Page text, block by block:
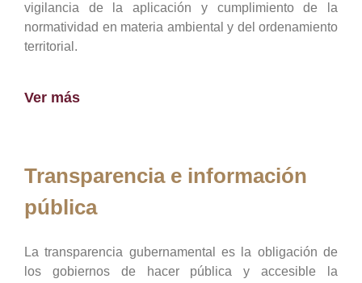
vigilancia de la aplicación y cumplimiento de la
normatividad en materia ambiental y del ordenamiento
territorial.
Ver más
Transparencia e información
pública
La transparencia gubernamental es la obligación de
los gobiernos de hacer pública y accesible la